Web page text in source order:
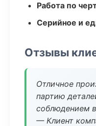
Работа по
Серийное и
Отзывы
Отличное
партию
соблюдением
— Клиент